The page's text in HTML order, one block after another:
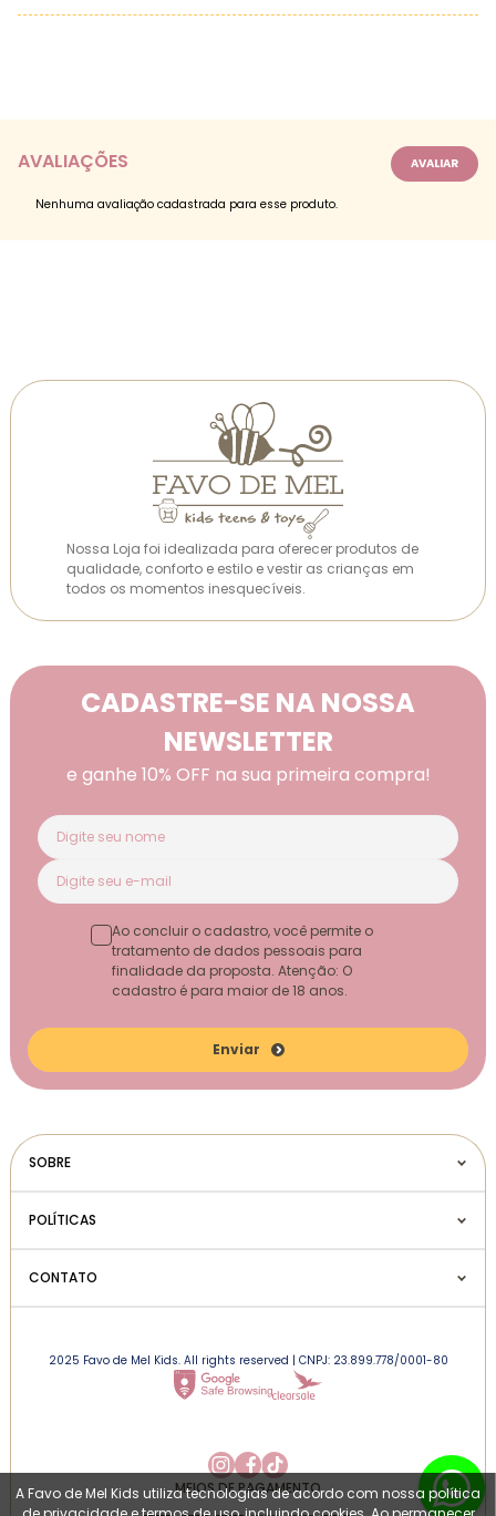
AVALIAÇÕES
Nenhuma avaliação cadastrada para esse produto.
Nossa Loja foi idealizada para oferecer produtos de
qualidade, conforto e estilo e vestir as crianças em
todos os momentos inesquecíveis.
CADASTRE-SE NA NOSSA
NEWSLETTER
e ganhe 10% OFF na sua primeira compra!
Enviar
Ao concluir o cadastro, você permite o
tratamento de dados pessoais para
finalidade da proposta. Atenção: O
cadastro é para maior de 18 anos.
SOBRE
POLÍTICAS
CONTATO
2025 Favo de Mel Kids. All rights reserved | CNPJ: 23.899.778/0001-80
MEIOS DE PAGAMENTO
A Favo de Mel Kids utiliza tecnologias de acordo com nossa política